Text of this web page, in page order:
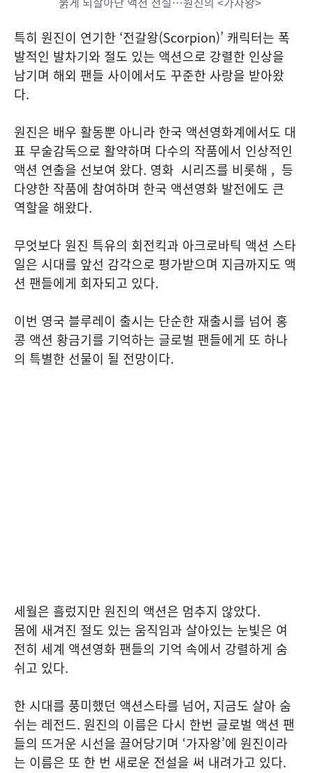
특히 원진이 연기한 ‘전갈왕(Scorpion)’ 캐릭터는 폭
발적인 발차기와 절도 있는 액션으로 강렬한 인상을
남기며 해외 팬들 사이에서도 꾸준한 사랑을 받아왔
다.
원진은 배우 활동뿐 아니라 한국 액션영화계에서도 대
표 무술감독으로 활약하며 다수의 작품에서 인상적인
액션 연출을 선보여 왔다. 영화 시리즈를 비롯해 , 등
다양한 작품에 참여하며 한국 액션영화 발전에도 큰
역할을 해왔다.
무엇보다 원진 특유의 회전킥과 아크로바틱 액션 스타
일은 시대를 앞선 감각으로 평가받으며 지금까지도 액
션 팬들에게 회자되고 있다.
이번 영국 블루레이 출시는 단순한 재출시를 넘어 홍
콩 액션 황금기를 기억하는 글로벌 팬들에게 또 하나
의 특별한 선물이 될 전망이다.
세월은 흘렀지만 원진의 액션은 멈추지 않았다.
몸에 새겨진 절도 있는 움직임과 살아있는 눈빛은 여
전히 세계 액션영화 팬들의 기억 속에서 강렬하게 숨
쉬고 있다.
한 시대를 풍미했던 액션스타를 넘어, 지금도 살아 숨
쉬는 레전드. 원진의 이름은 다시 한번 글로벌 액션 팬
들의 뜨거운 시선을 끌어당기며 ‘가자왕’에 원진이라
는 이름은 또 한 번 새로운 전설을 써 내려가고 있다.